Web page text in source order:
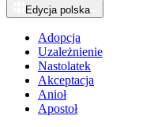
Edycja polska
Adopcja
Uzależnienie
Nastolatek
Akceptacja
Anioł
Apostoł